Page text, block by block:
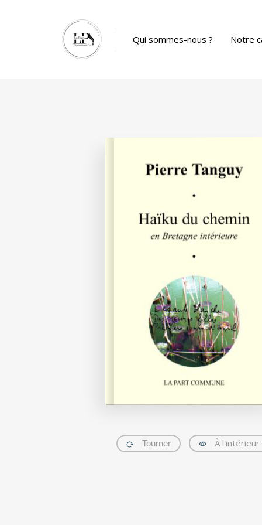
Qui sommes-nous ? Notre
Tourner À l'intérieur